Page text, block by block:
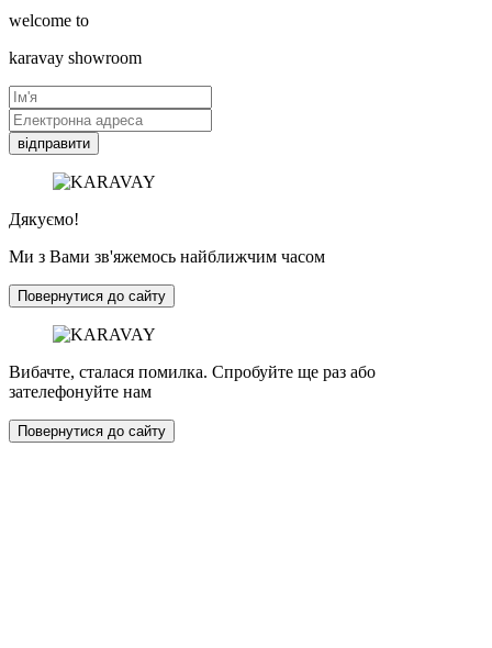
welcome to
karavay showroom
відправити
Дякуємо!
Ми з Вами зв'яжемось найближчим часом
Повернутися до сайту
Вибачте, сталася помилка. Спробуйте ще раз або
зателефонуйте нам
Повернутися до сайту